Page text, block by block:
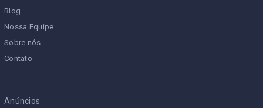
Blog
Nossa Equipe
Sobre nós
Contato
Anúncios